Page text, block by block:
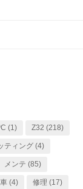
(1) Z32 (218)
ティング (4)
メンテ (85)
(4) 修理 (17)